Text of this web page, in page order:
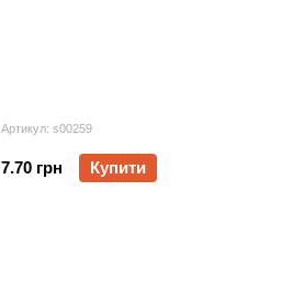
Артикул: s00259
7.70 грн Купити